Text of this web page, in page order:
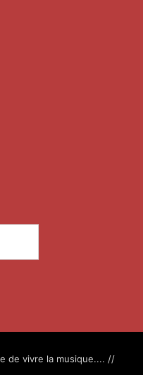
de vivre la musique.... //